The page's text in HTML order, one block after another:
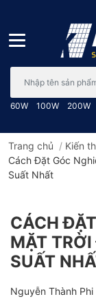
60W 100W 200W
Trang chủ / Kiến
Cách Đặt Góc
Suất Nhất
CÁCH
MẶT
SUẤT
Nguyễn Thành Phi